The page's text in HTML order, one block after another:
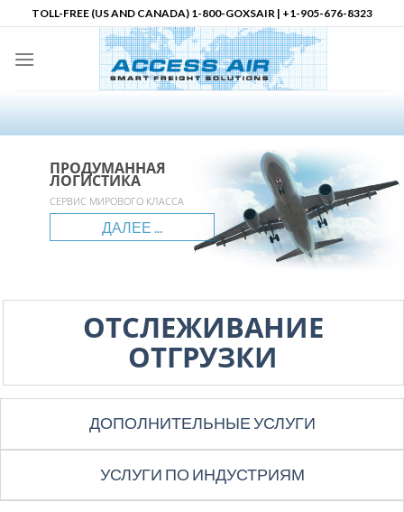
to
content
TOLL-FREE (US AND CANADA) 1-800-GOXSAIR | +1-905-676-8323
ПРОДУМАННАЯ
ЛОГИСТИКА
СЕРВИС МИРОВОГО КЛАССА
ДАЛЕЕ ...
ПРОДУМАННАЯ
ЛОГИСТИКА
ГЛОБАЛЬНЫЙ ОХВАТ
ДАЛЕЕ ...
ПРОДУМАННАЯ
ЛОГИСТИКА
НЕОГРАНИЧЕННЫЕ ВОЗМОЖНОСТИ
ДАЛЕЕ ...
Ваш Партнер по Логистике в
Северной Америке
accessair.ca
ДАЛЕЕ ...
ОТСЛЕЖИВАНИЕ
ОТГРУЗКИ
ДОПОЛНИТЕЛЬНЫЕ УСЛУГИ
УСЛУГИ ПО ИНДУСТРИЯМ